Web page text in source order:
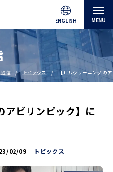
ENGLISH MENU
信 トピックス 【ビルクリーニングの
アビリンピック】に
02/09 トピックス